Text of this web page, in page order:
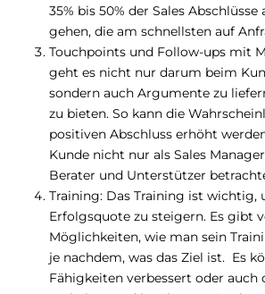
35% bis 50% der Sales
gehen, die am schnellsten auf
Touchpoints und Follow-ups mit
geht es nicht nur darum beim
sondern auch Argumente zu
zu bieten. So kann die
positiven Abschluss erhöht
Kunde nicht nur als Sales
Berater und Unterstützer
Training: Das Training ist wichtig,
Erfolgsquote zu steigern. Es gibt
Möglichkeiten, wie man sein
je nachdem, was das Ziel ist. Es
Fähigkeiten verbessert oder auch